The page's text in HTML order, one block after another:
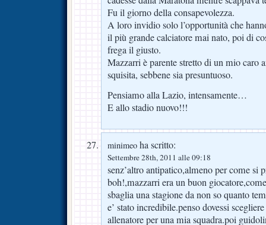
Fu il giorno della consapevolezza.
A loro invidio solo l’opportunità che
il più grande calciatore mai nato, poi di
frega il giusto.
Mazzarri è parente stretto di un mio caro
squisita, sebbene sia presuntuoso.
Pensiamo alla Lazio, intensamente…
E allo stadio nuovo!!!
minimeo ha scritto:
Settembre 28th, 2011 alle 09:18
senz’altro antipatico,almeno per come si
boh!,mazzarri era un buon
sbaglia una stagione da non so quanto
e’ stato incredibile.penso dovessi
allenatore per una mia squadra.poi